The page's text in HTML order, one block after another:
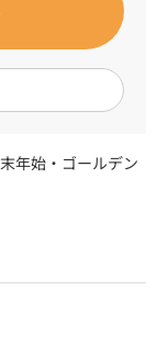
年始・ゴールデン